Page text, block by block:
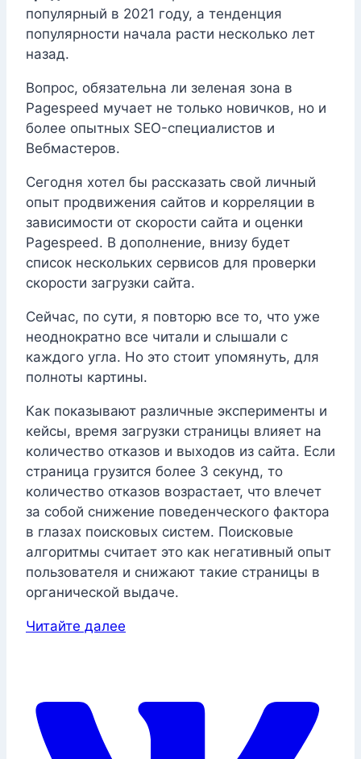
популярный в 2021 году, а тенденция
популярности начала расти несколько лет
назад.
Вопрос, обязательна ли зеленая зона в
Pagespeed мучает не только новичков, но и
более опытных SEO-специалистов и
Вебмастеров.
Сегодня хотел бы рассказать свой личный
опыт продвижения сайтов и корреляции в
зависимости от скорости сайта и оценки
Pagespeed. В дополнение, внизу будет
список нескольких сервисов для проверки
скорости загрузки сайта.
Сейчас, по сути, я повторю все то, что уже
неоднократно все читали и слышали с
каждого угла. Но это стоит упомянуть, для
полноты картины.
Как показывают различные эксперименты и
кейсы, время загрузки страницы влияет на
количество отказов и выходов из сайта. Если
страница грузится более 3 секунд, то
количество отказов возрастает, что влечет
за собой снижение поведенческого фактора
в глазах поисковых систем. Поисковые
алгоритмы считает это как негативный опыт
пользователя и снижают такие страницы в
органической выдаче.
Читайте далее